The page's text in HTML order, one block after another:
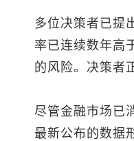
多位决策者已提
率已连续数年高
的风险。决策者
尽管金融市场已
最新公布的数据